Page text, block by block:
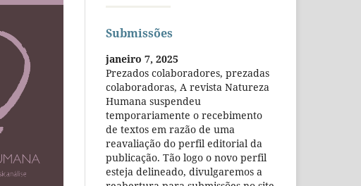
Submissões
janeiro 7, 2025
Prezados colaboradores, prezadas
colaboradoras, A revista Natureza
Humana suspendeu
temporariamente o recebimento
de textos em razão de uma
reavaliação do perfil editorial da
publicação. Tão logo o novo perfil
esteja delineado, divulgaremos a